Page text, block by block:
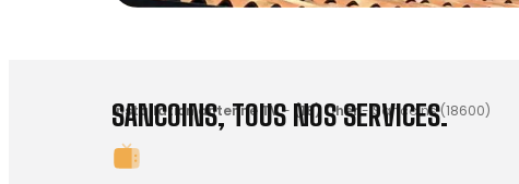
Installation antenne TV- (18) Cher- Sancoins (18600)
SANCOINS, TOUS NOS SERVICES.